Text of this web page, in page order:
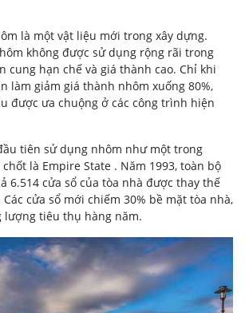
là một vật liệu mới trong xây dựng.
không được sử dụng rộng rãi trong
cung hạn chế và giá thành cao. Chỉ khi
làm giảm giá thành nhôm xuống 80%,
được ưa chuộng ở các công trình hiện
tiên sử dụng nhôm như một trong
là Empire State . Năm 1993, toàn bộ
6.514 cửa sổ của tòa nhà được thay thế
cửa sổ mới chiếm 30% bề mặt tòa nhà,
lượng tiêu thụ hàng năm.